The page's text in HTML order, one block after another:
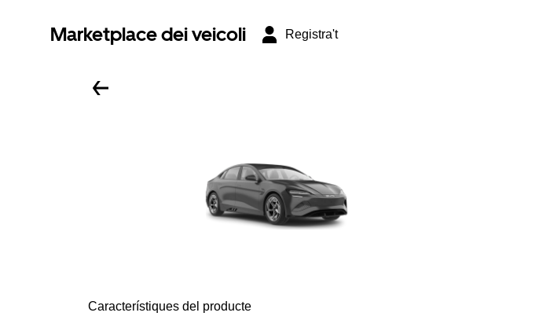
Marketplace dei veicoli Registra't
Característiques del producte